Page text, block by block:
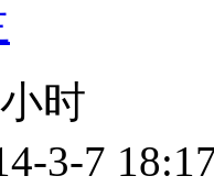
时
3-7